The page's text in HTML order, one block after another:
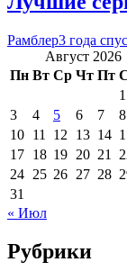
Рамблер3 года
Август 2026
Пн Вт Ср Чт Пт
1
3
4 5 6 7 8
10 11 12 13 14
17 18 19 20 21
24 25 26 27 28
31
« Июл
Рубрики